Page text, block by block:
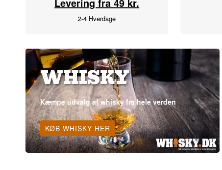
2-4 Hverdage
WHISKY
Kæmpe udvalg af whisky fra hele verden
KØB WHISKY HER